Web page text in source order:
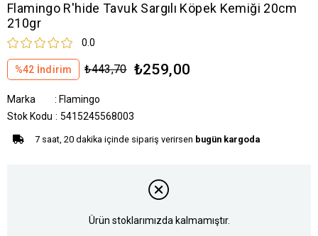
Flamingo R'hide Tavuk Sargılı Köpek Kemiği 20cm
210gr
0.0
%42 İndirim ₺443,70 ₺259,00
Marka : Flamingo
Stok Kodu
5415245568003
7 saat, 20 dakika içinde sipariş verirsen bugün kargoda
Ürün stoklarımızda kalmamıştır.